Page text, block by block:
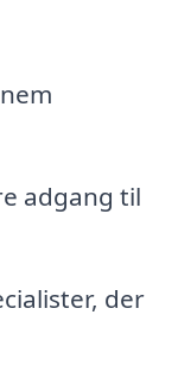
adgang til
der